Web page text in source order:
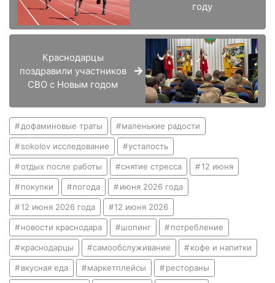
году
Краснодарцы
поздравили участников
СВО с Новым годом
дофаминовые траты маленькие радости
sokolov исследование усталость
отдых после работы снятие стресса 12 июня
покупки погода июня 2026 года
12 июня 2026 года 12 июня 2026
новости краснодара шопинг потребление
краснодарцы самообслуживание кофе и напитки
вкусная еда маркетплейсы рестораны